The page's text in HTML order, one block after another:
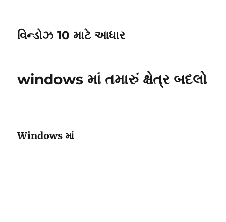
વિન્ડોઝ 10 માટે આધાર
windows માં તમારું ક્ષેત્ર બદલો
Windows માં